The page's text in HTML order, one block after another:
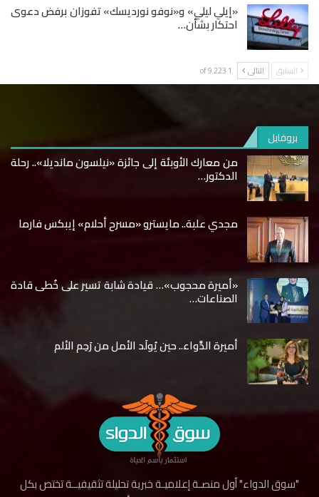
«إيلي ليلي» و«نوفو نورديسك» تفوزان برفض دعوى
احتكار بشأن…
السابق التالى 1 of 9٬223
بروفايل
من معارك الأوبئة إلى جائزة «نيلسون مانديلا».. رحلة
الدكتور…
مجدي علبة.. مايسترو «مسرح أحلام» إيبكس فارما
«أميرة محجوب»… قيادة شابة تسير على خُطى قادة
الصناعات…
أميرة الدَّواء.. حين يُولَد الأمل من رَحِم الألم
"سوق الدواء" أول منصـة إعلاميـة خبرية تحليلة تثقيفيــة تختص بكل